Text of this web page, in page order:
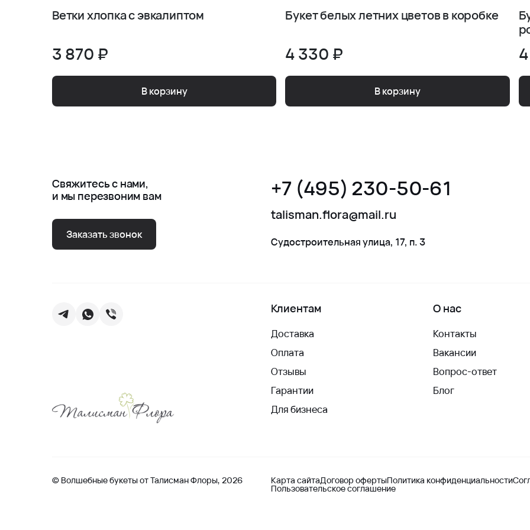
Ветки хлопка с эвкалиптом
3 870 ₽
В корзину
Букет белых летних цветов в коробке
4 330 ₽
В корзину
Свяжитесь с нами,
и мы перезвоним вам
Заказать звонок
+7 (495) 230-50-61
talisman.flora@mail.ru
Судостроительная улица, 17, п. 3
Клиентам
Доставка
Оплата
Отзывы
Гарантии
Для бизнеса
О нас
Контакты
Вакансии
Вопрос-ответ
Блог
© Волшебные букеты от Талисман Флоры, 2026 Карта сайтаДоговор офертыПолитика конфиденциальности
Пользовательское соглашение